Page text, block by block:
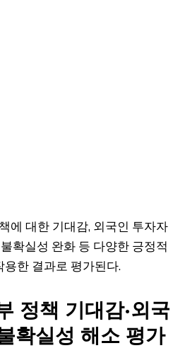
에 대한 기대감, 외국인 투자자
확실성 완화 등 다양한 긍정적
한 결과로 평가된다.
정책 기대감·외국
확실성 해소 평가